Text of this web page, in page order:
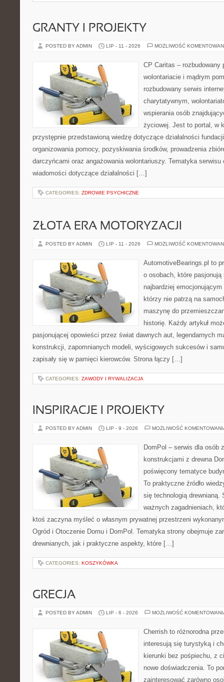
GRANTY I PROJEKTY
POSTED BY ADMIN LIP - 11 - 2026 MOŻLIWOŚĆ
CP Caritas – rozbudowany
wolontariacie i mądrym
rozbudowany serwis
charytatywnym,
wspierania osób
życiowej. Jest to portal, w
przystępnie przedstawioną wiedzę dotyczące działalności
organizowania pomocy, pozyskiwania środków, prowadzenia
darczyńcami oraz angażowania wolontariuszy. Tematyka
wiadomości dotyczące działalności […]
CATEGORIES: ZDROWIE PSYCHICZNE
ZŁOTA ERA MOTORYZACJI
POSTED BY ADMIN LIP - 11 - 2026 MOŻLIWOŚĆ
AutomotiveBearings.pl to
o osobach, które
najbardziej
którzy nie patrzą na
maszynę do
historię. Każdy artykuł
pasjonującej opowieści przez świat dawnych aut, legendarnych
konstrukcji, zapomnianych modeli, wyścigowych sukcesów i
zapisały się w pamięci kierowców. Strona łączy […]
CATEGORIES: ZAWODY I RYWALIZACJA
INSPIRACJE I PROJEKTY
POSTED BY ADMIN LIP - 9 - 2026 MOŻLIWOŚĆ
DomPol – serwis dla osób
konstrukcjami z drewna
poświęcony tematyce
To praktyczne źródło
się technologią drewnianą.
ważnych zagadnieniach,
ktoś zaczyna myśleć o własnym prywatnej przestrzeni
Ogród i Otoczenie Domu i DomPol. Tematyka strony obejmuje
drewnianych, jak i praktyczne aspekty, które […]
CATEGORIES: KOSZYKÓWKA
GRECJA
POSTED BY ADMIN LIP - 6 - 2026 MOŻLIWOŚĆ
Cherrish to różnorodna
interesują się turystyką i
kierunki bez pośpiechu, z
nowe doświadczenia. To
zainteresować zarówno